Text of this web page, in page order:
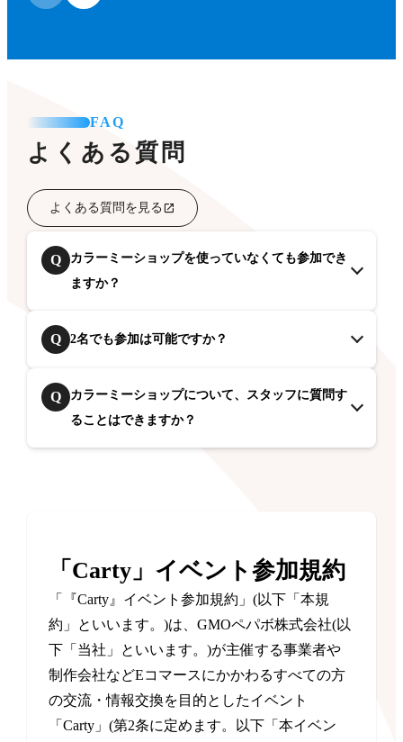
FAQ
よくある質問
よくある質問を見る
Q
カラーミーショップを使っていなくても参加でき
ますか？
Q 2名でも参加は可能ですか？
Q
カラーミーショップについて、スタッフに質問す
ることはできますか？
「Carty」イベント参加規約
「『Carty』イベント参加規約」(以下「本規
約」といいます。)は、GMOペパボ株式会社(以
下「当社」といいます。)が主催する事業者や
制作会社などEコマースにかかわるすべての方
の交流・情報交換を目的としたイベント
「Carty」(第2条に定めます。以下「本イベン